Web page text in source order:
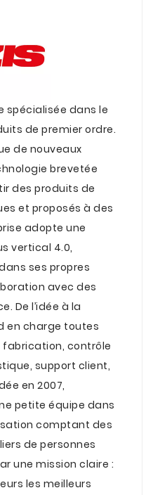
spécialisée dans le
de premier ordre.
de nouveaux
brevetée
des produits de
et proposés à des
adopte une
vertical 4.0,
ses propres
avec des
De l’idée à la
en charge toutes
fabrication, contrôle
support client,
en 2007,
petite équipe dans
comptant des
de personnes
une mission claire :
les meilleurs